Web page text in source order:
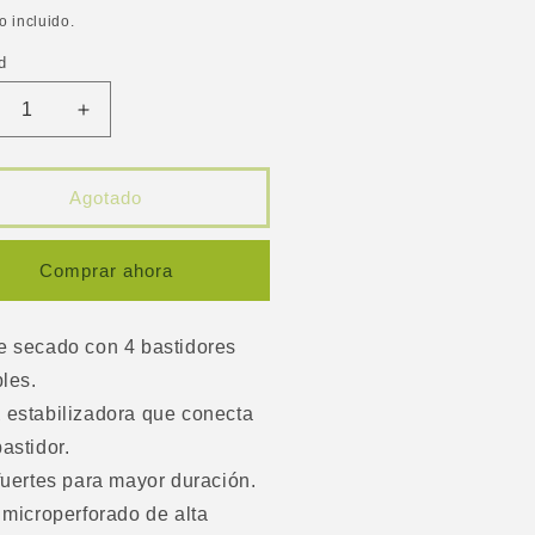
incluido.
Aumentar
cantidad
para
Secador
Prodry
Modulable
Garden
High
55/4
Agotado
Comprar ahora
secado con 4 bastidores
estabilizadora que conecta
para mayor duración.
de alta